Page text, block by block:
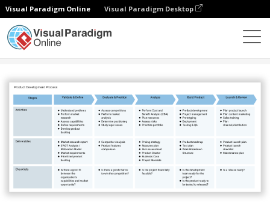
Visual Paradigm Online Visual Paradigm Desktop